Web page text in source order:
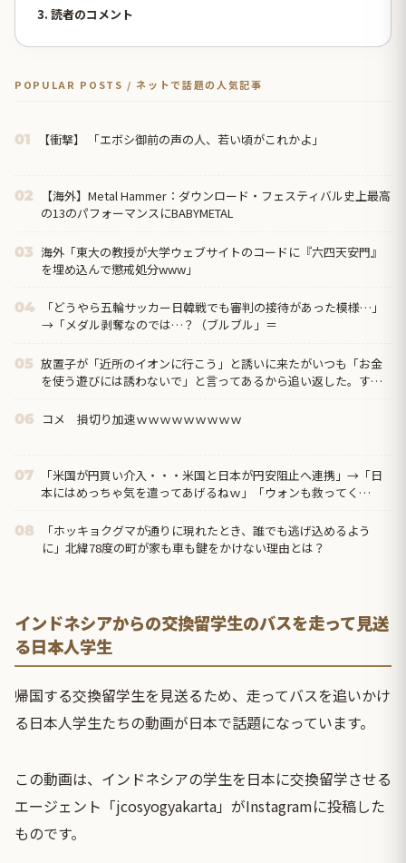
3. 読者のコメント
POPULAR POSTS / ネットで話題の人気記事
01 【衝撃】 「エボシ御前の声の人、若い頃がこれかよ」
02
【海外】Metal Hammer：ダウンロード・フェスティバル史上最高
の13のパフォーマンスにBABYMETAL
03 海外「東大の教授が大学ウェブサイトのコードに『六四天安門』
を埋め込んで懲戒処分www」
04
「どうやら五輪サッカー日韓戦でも審判の接待があった模様…」
→「メダル剥奪なのでは…？（ブルブル」＝
05 放置子が「近所のイオンに行こう」と誘いに来たがいつも「お金
を使う遊びには誘わないで」と言ってあるから追い返した。する
06 コメ 損切り加速ｗｗｗｗｗｗｗｗｗ
07
「米国が円買い介入・・・米国と日本が円安阻止へ連携」→「日
本にはめっちゃ気を遣ってあげるねｗ」「ウォンも救ってく
08
「ホッキョクグマが通りに現れたとき、誰でも逃げ込めるよう
に」北緯78度の町が家も車も鍵をかけない理由とは？
インドネシアからの交換留学生のバスを走って見送
る日本人学生
帰国する交換留学生を見送るため、走ってバスを追いかけ
る日本人学生たちの動画が日本で話題になっています。
この動画は、インドネシアの学生を日本に交換留学させる
エージェント「jcosyogyakarta」がInstagramに投稿した
ものです。